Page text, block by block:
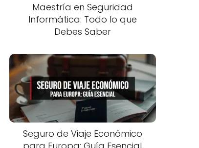
Maestría en Seguridad
Informática: Todo lo que
Debes Saber
Seguro de Viaje Económico